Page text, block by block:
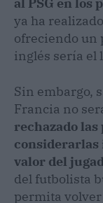
Mason Greenwood a
Fuente: OM